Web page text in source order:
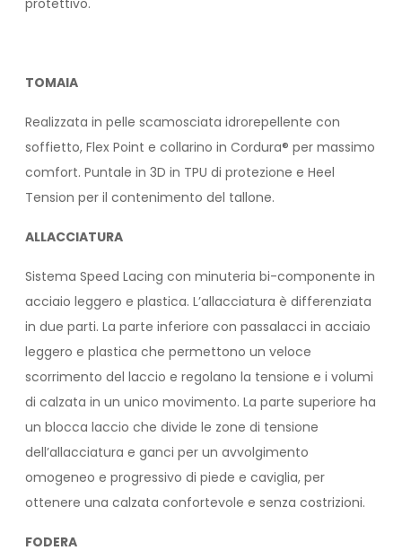
protettivo.
TOMAIA
Realizzata in pelle scamosciata idrorepellente con
soffietto, Flex Point e collarino in Cordura® per massimo
comfort. Puntale in 3D in TPU di protezione e Heel
Tension per il contenimento del tallone.
ALLACCIATURA
Sistema Speed Lacing con minuteria bi-componente in
acciaio leggero e plastica. L’allacciatura è differenziata
in due parti. La parte inferiore con passalacci in acciaio
leggero e plastica che permettono un veloce
scorrimento del laccio e regolano la tensione e i volumi
di calzata in un unico movimento. La parte superiore ha
un blocca laccio che divide le zone di tensione
dell’allacciatura e ganci per un avvolgimento
omogeneo e progressivo di piede e caviglia, per
ottenere una calzata confortevole e senza costrizioni.
FODERA